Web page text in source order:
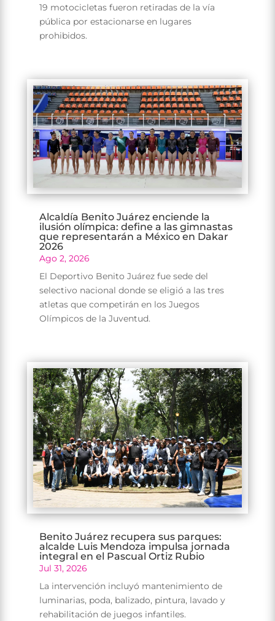
19 motocicletas fueron retiradas de la vía
pública por estacionarse en lugares
prohibidos.
Alcaldía Benito Juárez enciende la
ilusión olímpica: define a las gimnastas
que representarán a México en Dakar
2026
Ago 2, 2026
El Deportivo Benito Juárez fue sede del
selectivo nacional donde se eligió a las tres
atletas que competirán en los Juegos
Olímpicos de la Juventud.
Benito Juárez recupera sus parques:
alcalde Luis Mendoza impulsa jornada
integral en el Pascual Ortiz Rubio
Jul 31, 2026
La intervención incluyó mantenimiento de
luminarias, poda, balizado, pintura, lavado y
rehabilitación de juegos infantiles.